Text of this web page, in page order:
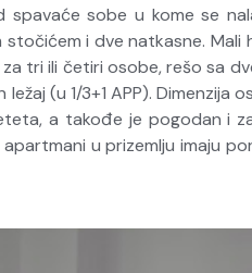
sobe u kome se
i dve natkasne.
tri ili četiri osobe, rešo sa
(u 1/3+1 APP). Dimenzija
a takođe je pogodan i
u prizemlju imaju